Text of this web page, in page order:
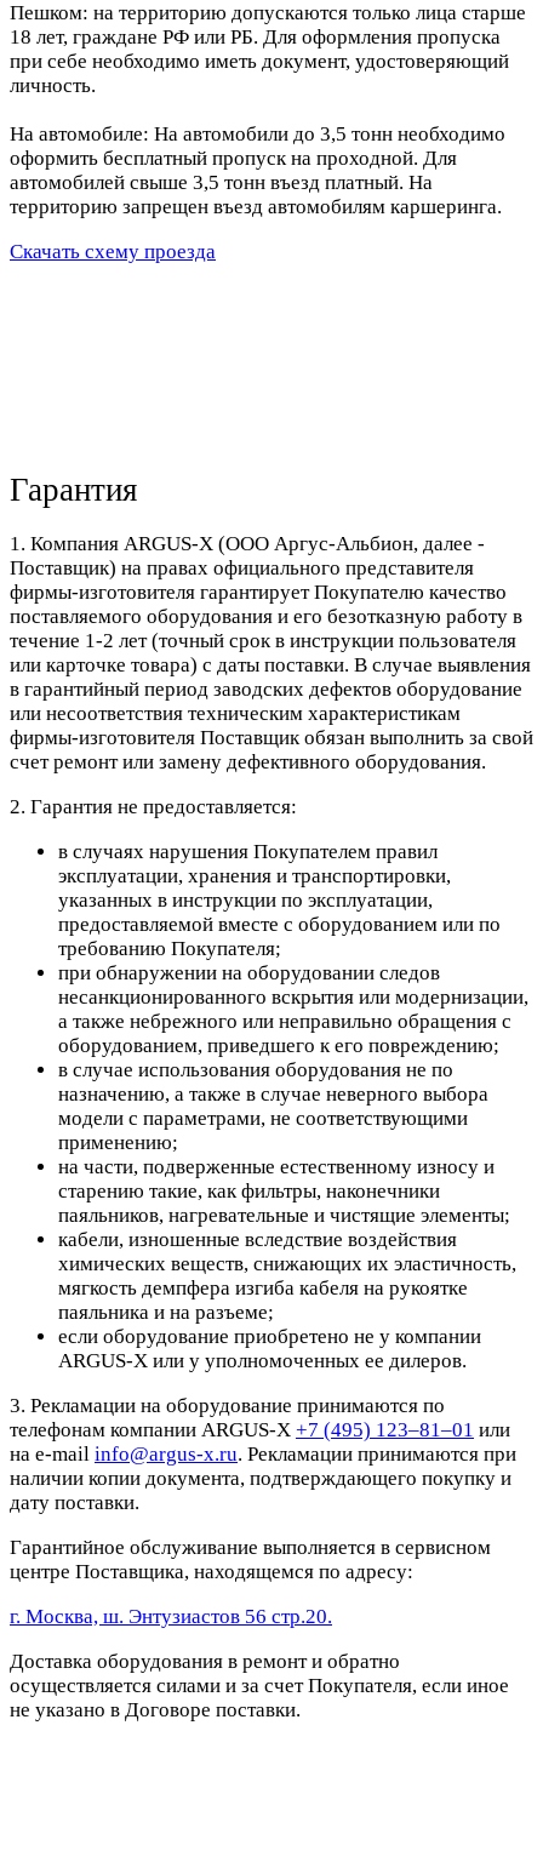
Пешком: на территорию допускаются только лица старше
18 лет, граждане РФ или РБ. Для оформления пропуска
при себе необходимо иметь документ, удостоверяющий
личность.
На автомобиле: На автомобили до 3,5 тонн необходимо
оформить бесплатный пропуск на проходной. Для
автомобилей свыше 3,5 тонн въезд платный. На
территорию запрещен въезд автомобилям каршеринга.
Скачать схему проезда
Гарантия
1. Компания ARGUS-X (ООО Аргус-Альбион, далее -
Поставщик) на правах официального представителя
фирмы-изготовителя гарантирует Покупателю качество
поставляемого оборудования и его безотказную работу в
течение 1-2 лет (точный срок в инструкции пользователя
или карточке товара) с даты поставки. В случае выявления
в гарантийный период заводских дефектов оборудование
или несоответствия техническим характеристикам
фирмы-изготовителя Поставщик обязан выполнить за свой
счет ремонт или замену дефективного оборудования.
2. Гарантия не предоставляется:
в случаях нарушения Покупателем правил
эксплуатации, хранения и транспортировки,
указанных в инструкции по эксплуатации,
предоставляемой вместе с оборудованием или по
требованию Покупателя;
при обнаружении на оборудовании следов
несанкционированного вскрытия или модернизации,
а также небрежного или неправильно обращения с
оборудованием, приведшего к его повреждению;
в случае использования оборудования не по
назначению, а также в случае неверного выбора
модели с параметрами, не соответствующими
применению;
на части, подверженные естественному износу и
старению такие, как фильтры, наконечники
паяльников, нагревательные и чистящие элементы;
кабели, изношенные вследствие воздействия
химических веществ, снижающих их эластичность,
мягкость демпфера изгиба кабеля на рукоятке
паяльника и на разъеме;
если оборудование приобретено не у компании
ARGUS-X или у уполномоченных ее дилеров.
3. Рекламации на оборудование принимаются по
телефонам компании ARGUS-X +7 (495) 123–81–01 или
на e-mail info@argus-x.ru. Рекламации принимаются при
наличии копии документа, подтверждающего покупку и
дату поставки.
Гарантийное обслуживание выполняется в сервисном
центре Поставщика, находящемся по адресу:
г. Москва, ш. Энтузиастов 56 стр.20.
Доставка оборудования в ремонт и обратно
осуществляется силами и за счет Покупателя, если иное
не указано в Договоре поставки.